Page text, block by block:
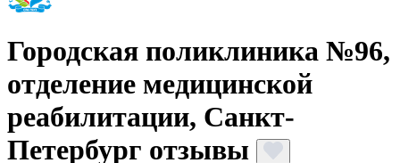
Городская поликлиника №96,
отделение медицинской
реабилитации, Санкт-
Петербург отзывы